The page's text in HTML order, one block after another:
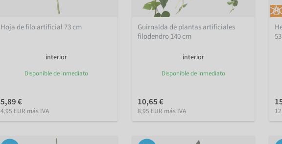
Hoja de filo artificial 73 cm
interior
Disponible de inmediato
5,89 €
4,95 EUR más IVA
Guirnalda de plantas artificiales
filodendro 140 cm
interior
Disponible de inmediato
10,65 €
8,95 EUR más IVA